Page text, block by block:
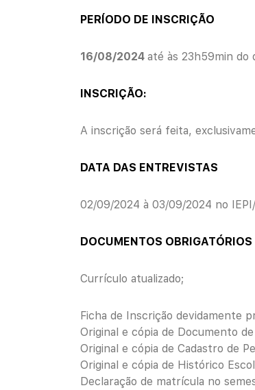
PERÍODO DE INSCRIÇÃO
16/08/2024 até às 23h59min do
INSCRIÇÃO:
A inscrição será feita,
DATA DAS ENTREVISTAS
02/09/2024 à 03/09/2024 no
DOCUMENTOS OBRIGATÓRIOS
Currículo atualizado;
Ficha de Inscrição devidamente
Original e cópia de Documento
Original e cópia de Cadastro de
Original e cópia de Histórico
Declaração de matrícula no